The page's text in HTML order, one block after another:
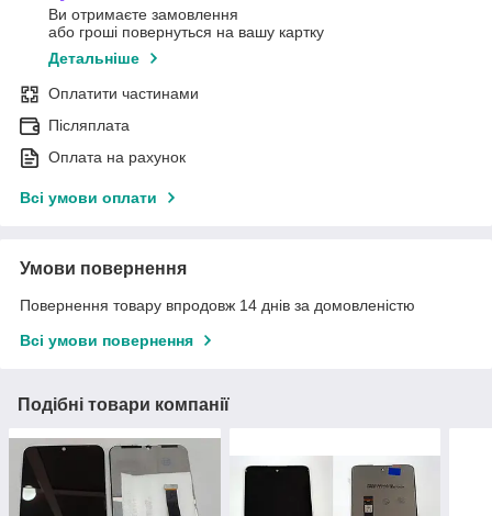
Ви отримаєте замовлення
або гроші повернуться на вашу картку
Детальніше
Оплатити частинами
Післяплата
Оплата на рахунок
Всі умови оплати
Умови повернення
Повернення товару впродовж 14 днів за домовленістю
Всі умови повернення
Подібні товари компанії